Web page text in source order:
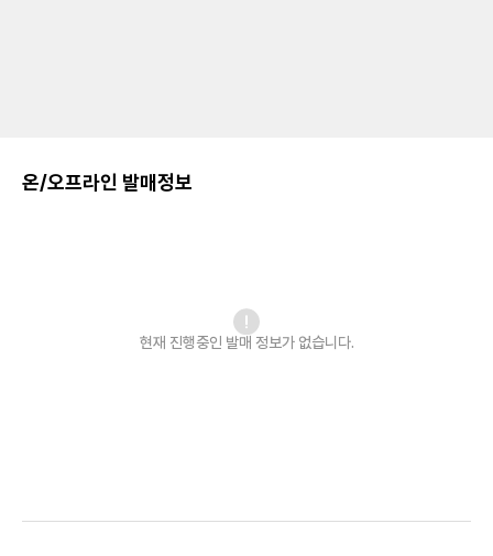
온/오프라인 발매정보
현재 진행중인 발매 정보가 없습니다.